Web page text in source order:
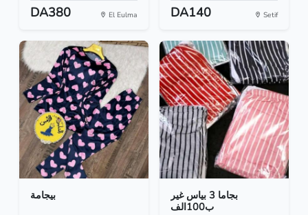
DA380 El Eulma DA140 Setif
بيجامة
بجاما 3 بياس غير
ب100الف